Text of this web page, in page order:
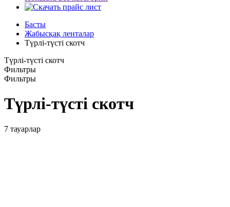
Басты
Жабысқақ ленталар
Түрлі-түсті скотч
Түрлі-түсті скотч
Фильтры
Фильтры
Түрлі-түсті скотч
7 тауарлар